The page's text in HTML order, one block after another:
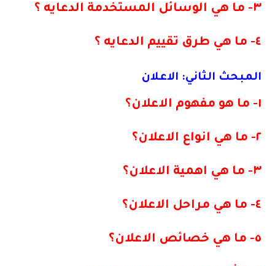
٣- ما هي الوسائل المستخدمة الدعايه ؟
٤- ما هي طرق تقييم الدعايه ؟
المبحث الثاني: الاعلان
١- ما هو مفهوم الاعلان؟
٢- ما هي انواع الاعلان؟
٣- ما هي اهمية الاعلان؟
٤- ما هي مراحل الاعلان؟
٥- ما هي خصائص الاعلان؟